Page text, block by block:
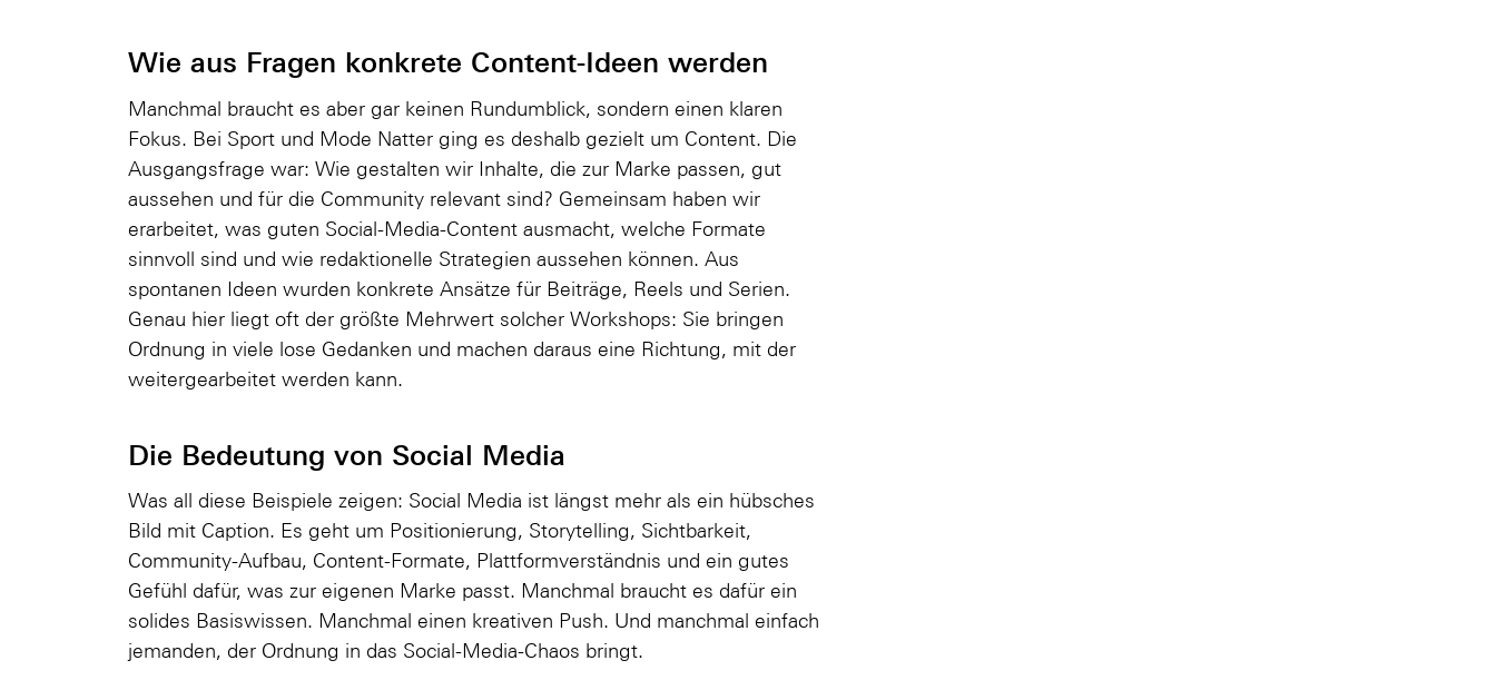
Wie aus Fragen konkrete Content-Ideen werden
Manchmal braucht es aber gar keinen Rundumblick, sondern einen klaren
Fokus. Bei Sport und Mode Natter ging es deshalb gezielt um Content. Die
Ausgangsfrage war: Wie gestalten wir Inhalte, die zur Marke passen, gut
aussehen und für die Community relevant sind? Gemeinsam haben wir
erarbeitet, was guten Social-Media-Content ausmacht, welche Formate
sinnvoll sind und wie redaktionelle Strategien aussehen können. Aus
spontanen Ideen wurden konkrete Ansätze für Beiträge, Reels und Serien.
Genau hier liegt oft der größte Mehrwert solcher Workshops: Sie bringen
Ordnung in viele lose Gedanken und machen daraus eine Richtung, mit der
weitergearbeitet werden kann.
Die Bedeutung von Social Media
Was all diese Beispiele zeigen: Social Media ist längst mehr als ein hübsches
Bild mit Caption. Es geht um Positionierung, Storytelling, Sichtbarkeit,
Community-Aufbau, Content-Formate, Plattformverständnis und ein gutes
Gefühl dafür, was zur eigenen Marke passt. Manchmal braucht es dafür ein
solides Basiswissen. Manchmal einen kreativen Push. Und manchmal einfach
jemanden, der Ordnung in das Social-Media-Chaos bringt.